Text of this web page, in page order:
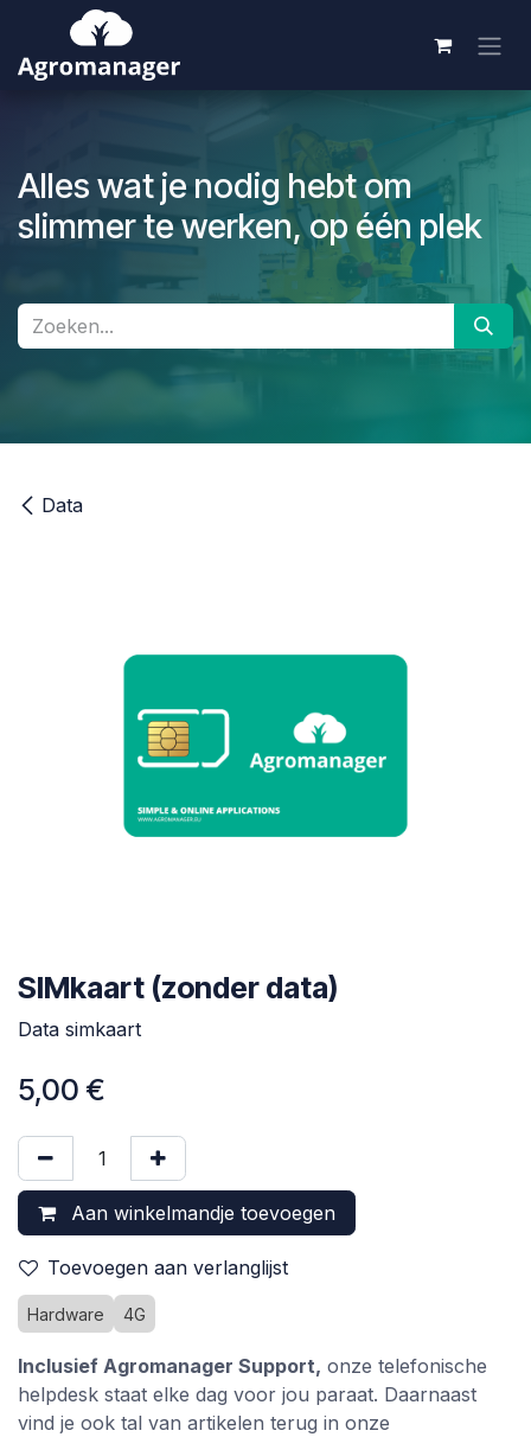
Overslaan naar inhoud
Alles wat je nodig hebt om
slimmer te werken, op één plek
Data
SIMkaart (zonder data)
Data simkaart
5,00 €
Aan winkelmandje toevoegen
Toevoegen aan verlanglijst
Hardware 4G
Inclusief Agromanager Support, onze telefonische
helpdesk staat elke dag voor jou paraat. Daarnaast
vind je ook tal van artikelen terug in onze